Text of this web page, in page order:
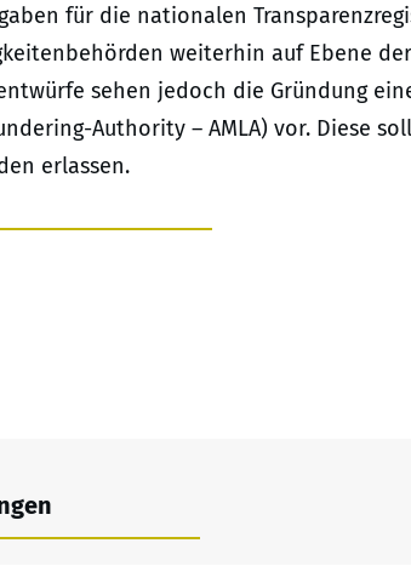
für die nationalen
weiterhin auf Ebene
sehen jedoch die Gründung
Authority – AMLA) vor. Diese
erlassen.